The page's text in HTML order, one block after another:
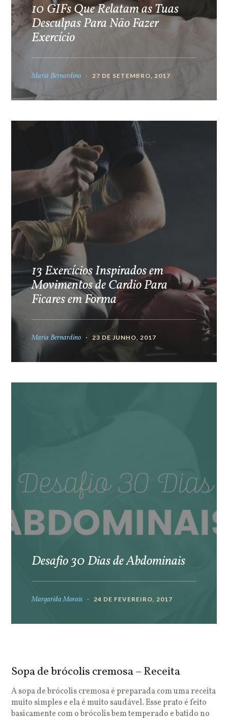
10 GIFs Que Relatam as Tuas
Desculpas Para Não Fazer
Exercício
Maria Bernardino 27 DE SETEMBRO, 2017
13 Exercícios Inspirados em
Movimentos de Cardio Para
Ficares em Forma
Maria Bernardino 23 DE JUNHO, 2017
Desafio 30 Dias de Abdominais
Margarida Morais 24 DE FEVEREIRO, 2017
Sopa de brócolis cremosa – Receita
A sopa de brócolis cremosa é preparada com uma receita
muito simples e ela é muito saudável. Esse prato é feito
basicamente com o brócolis bem temperado e batido no